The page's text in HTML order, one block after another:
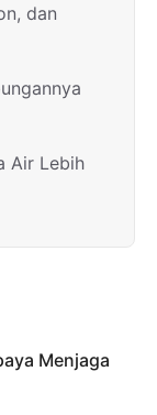
dan
Air Lebih
Menjaga